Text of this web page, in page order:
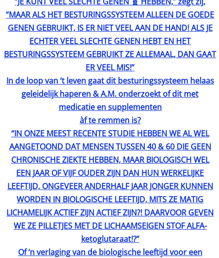
“MAAR ALS HET BESTURINGSSYSTEEM ALLEEN DE GOEDE
GENEN GEBRUIKT, IS ER NIET VEEL AAN DE HAND! ALS JE
ECHTER VEEL SLECHTE GENEN HEBT EN HET
BESTURINGSSYSTEEM GEBRUIKT ZE ALLEMAAL, DAN GAAT
ER VEEL MIS!”
In de loop van ‘t leven gaat dit besturingssysteem helaas
geleidelijk haperen & A.M. onderzoekt of dit met
medicatie en supplementen
àf te remmen is?
“IN ONZE MEEST RECENTE STUDIE HEBBEN WE AL WEL
AANGETOOND DAT MENSEN TUSSEN 40 & 60 DIE GEEN
CHRONISCHE ZIEKTE HEBBEN, MAAR BIOLOGISCH WEL
EEN JAAR OF VIJF OUDER ZIJN DAN HUN WERKELIJKE
LEEFTIJD, ONGEVEER ANDERHALF JAAR JONGER KUNNEN
WORDEN IN BIOLOGISCHE LEEFTIJD, MITS ZE MATIG
LICHAMELIJK ACTIEF ZIJN ACTIEF ZIJN?! DAARVOOR GEVEN
WE ZE PILLETJES MET DE LICHAAMSEIGEN STOF ALFA-
ketoglutaraat!?”
Of ‘n verlaging van de biologische leeftijd voor een